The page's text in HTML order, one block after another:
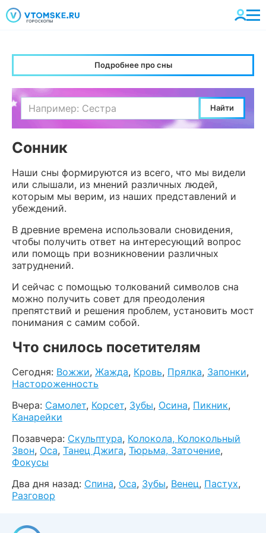
Подробнее про сны
Сонник
Наши сны формируются из всего, что мы видели
или слышали, из мнений различных людей,
которым мы верим, из наших представлений и
убеждений.
В древние времена использовали сновидения,
чтобы получить ответ на интересующий вопрос
или помощь при возникновении различных
затруднений.
И сейчас с помощью толкований символов сна
можно получить совет для преодоления
препятствий и решения проблем, установить мост
понимания с самим собой.
Что снилось посетителям
Сегодня: Вожжи, Жажда, Кровь, Прялка, Запонки,
Настороженность
Вчера: Самолет, Корсет, Зубы, Осина, Пикник,
Канарейки
Позавчера: Скульптура, Колокола, Колокольный
Звон, Оса, Танец Джига, Тюрьма, Заточение,
Фокусы
Два дня назад: Спина, Оса, Зубы, Венец, Пастух,
Разговор